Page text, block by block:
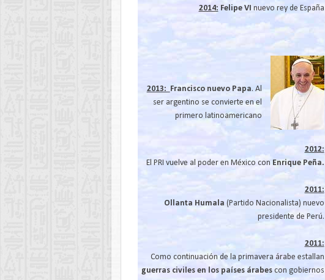
2014: Felipe VI nuevo rey de España
2013: Francisco nuevo Papa. Al
ser argentino se convierte en el
primero latinoamericano
2012:
El PRI vuelve al poder en México con Enrique Peña.
2011:
Ollanta Humala (Partido Nacionalista) nuevo
presidente de Perú.
2011:
Como continuación de la primavera árabe estallan
guerras civiles en los países árabes con gobiernos